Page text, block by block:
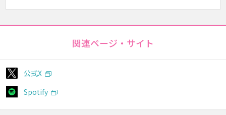
関連ページ・サイト
公式X
Spotify